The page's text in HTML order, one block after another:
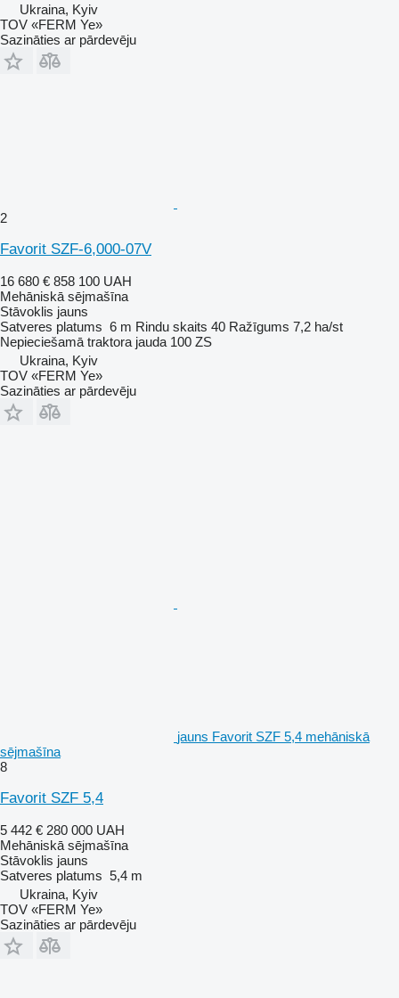
Ukraina, Kyiv
TOV «FERM Ye»
Sazināties ar pārdevēju
2
Favorit SZF-6,000-07V
16 680 € 858 100 UAH
Mehāniskā sējmašīna
Stāvoklis jauns
Satveres platums 6 m Rindu skaits 40 Ražīgums 7,2 ha/st
Nepieciešamā traktora jauda 100 ZS
Ukraina, Kyiv
TOV «FERM Ye»
Sazināties ar pārdevēju
jauns Favorit SZF 5,4 mehāniskā
sējmašīna
8
Favorit SZF 5,4
5 442 € 280 000 UAH
Mehāniskā sējmašīna
Stāvoklis jauns
Satveres platums 5,4 m
Ukraina, Kyiv
TOV «FERM Ye»
Sazināties ar pārdevēju